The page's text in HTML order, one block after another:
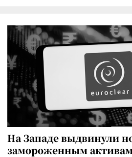
На Западе выдвинули
замороженным